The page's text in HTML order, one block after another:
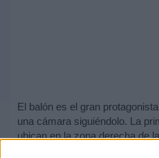
El balón es el gran
una cámara siguiéndolo. La
ubican en la zona derecha de